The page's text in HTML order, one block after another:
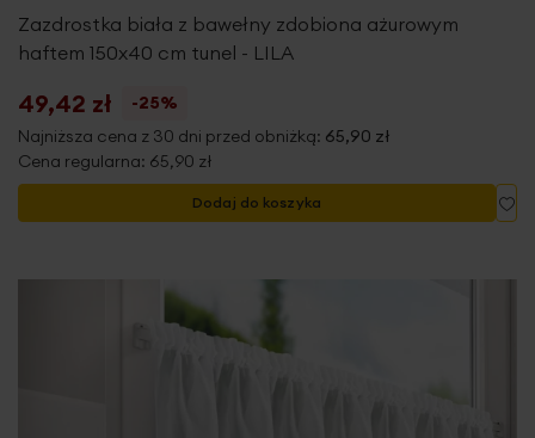
Zazdrostka biała z bawełny zdobiona ażurowym
haftem 150x40 cm tunel - LILA
49,42 zł
-25%
Najniższa cena z 30 dni przed obniżką: 65,90 zł
Cena regularna: 65,90 zł
Dodaj do koszyka